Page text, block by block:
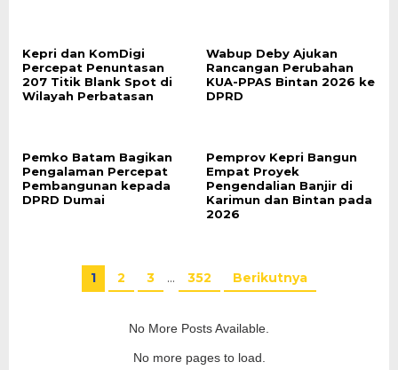
Kepri dan KomDigi
Percepat Penuntasan
207 Titik Blank Spot di
Wilayah Perbatasan
Wabup Deby Ajukan
Rancangan Perubahan
KUA-PPAS Bintan 2026 ke
DPRD
Pemko Batam Bagikan
Pengalaman Percepat
Pembangunan kepada
DPRD Dumai
Pemprov Kepri Bangun
Empat Proyek
Pengendalian Banjir di
Karimun dan Bintan pada
2026
1 2 3 … 352 Berikutnya
No More Posts Available.
No more pages to load.